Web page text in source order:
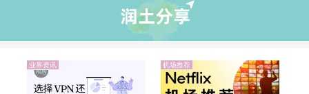
业界资讯 机场推荐